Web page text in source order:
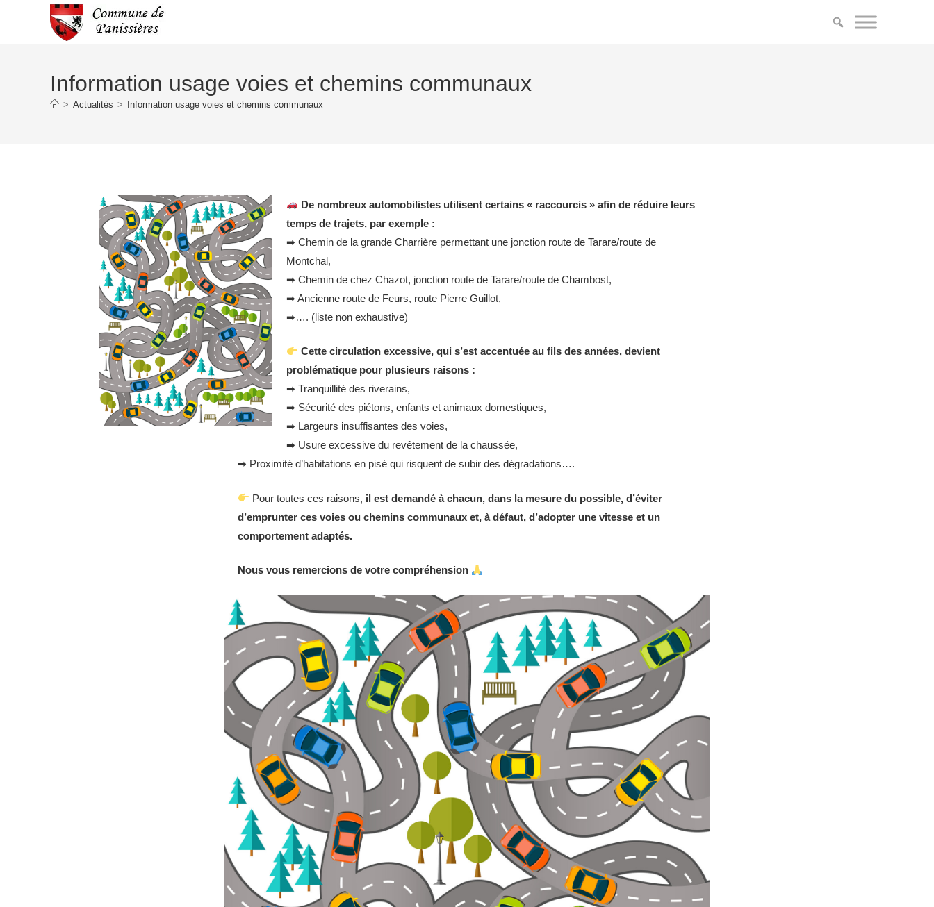
Information usage voies et chemins communaux
> Actualités > Information usage voies et chemins communaux
De nombreux automobilistes utilisent certains « raccourcis » afin de réduire leurs
temps de trajets, par exemple :
➡ Chemin de la grande Charrière permettant une jonction route de Tarare/route de
Montchal,
➡ Chemin de chez Chazot, jonction route de Tarare/route de Chambost,
➡ Ancienne route de Feurs, route Pierre Guillot,
➡…. (liste non exhaustive)
Cette circulation excessive, qui s’est accentuée au fils des années, devient
problématique pour plusieurs raisons :
➡ Tranquillité des riverains,
➡ Sécurité des piétons, enfants et animaux domestiques,
➡ Largeurs insuffisantes des voies,
➡ Usure excessive du revêtement de la chaussée,
➡ Proximité d’habitations en pisé qui risquent de subir des dégradations….
Pour toutes ces raisons, il est demandé à chacun, dans la mesure du possible, d’éviter
d’emprunter ces voies ou chemins communaux et, à défaut, d’adopter une vitesse et un
comportement adaptés.
Nous vous remercions de votre compréhension